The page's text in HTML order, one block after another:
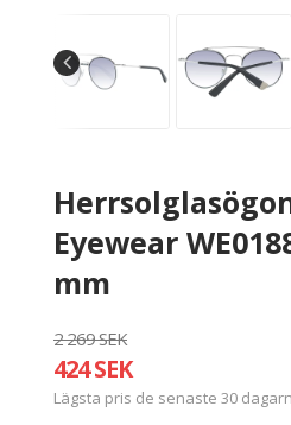
Eyewear
mm
2 269 SEK
424 SEK
Lägsta pris de senaste 30